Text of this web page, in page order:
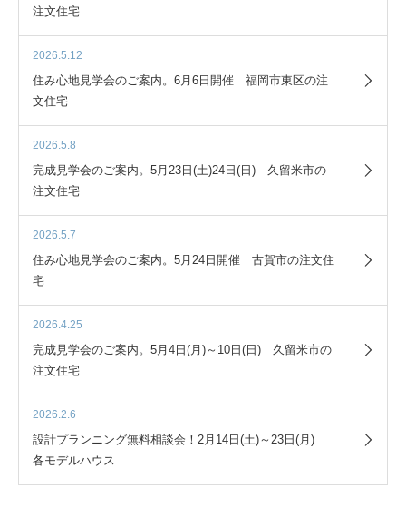
注文住宅
2026.5.12
住み心地見学会のご案内。6月6日開催 福岡市東区の注
文住宅
2026.5.8
完成見学会のご案内。5月23日(土)24日(日) 久留米市の
注文住宅
2026.5.7
住み心地見学会のご案内。5月24日開催 古賀市の注文住
宅
2026.4.25
完成見学会のご案内。5月4日(月)～10日(日) 久留米市の
注文住宅
2026.2.6
設計プランニング無料相談会！2月14日(土)～23日(月)
各モデルハウス